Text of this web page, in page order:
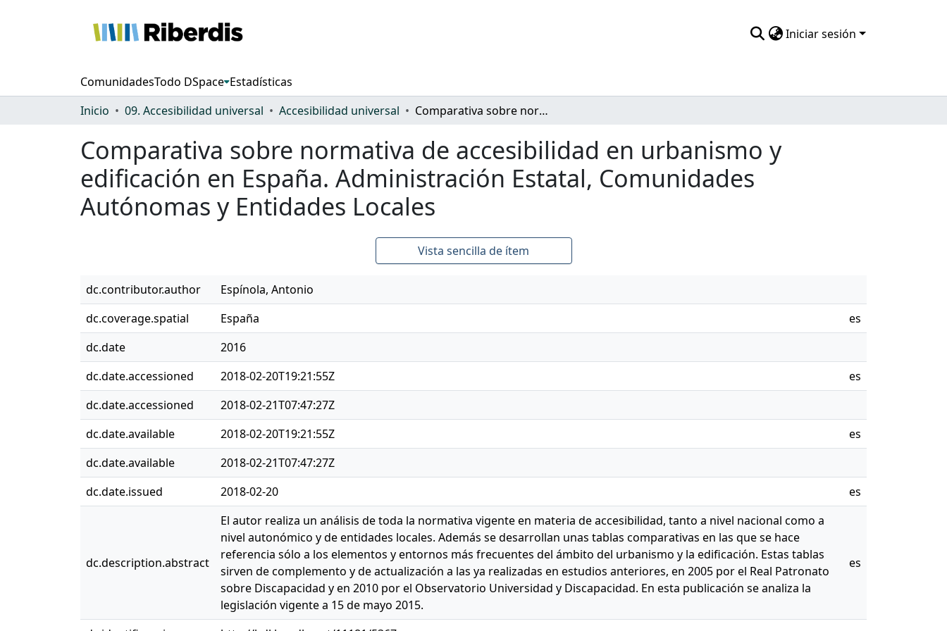
Iniciar sesión
ComunidadesTodo DSpace Estadísticas
Inicio
09. Accesibilidad universal Accesibilidad universal Comparativa sobre normativa de accesibilidad en urbanismo y edificación en España. Administración Estatal, Comunidades Autónomas y Entidades Locales
Comparativa sobre normativa de accesibilidad en urbanismo y
edificación en España. Administración Estatal, Comunidades
Autónomas y Entidades Locales
Vista sencilla de ítem
dc.contributor.author
Espínola, Antonio
dc.coverage.spatial
España
es
dc.date
2016
dc.date.accessioned
2018-02-20T19:21:55Z
es
dc.date.accessioned
2018-02-21T07:47:27Z
dc.date.available
2018-02-20T19:21:55Z
es
dc.date.available
2018-02-21T07:47:27Z
dc.date.issued
2018-02-20 es
dc.description.abstract
El autor realiza un análisis de toda la normativa vigente en materia de accesibilidad, tanto a nivel nacional como a
nivel autonómico y de entidades locales. Además se desarrollan unas tablas comparativas en las que se hace
referencia sólo a los elementos y entornos más frecuentes del ámbito del urbanismo y la edificación. Estas tablas
sirven de complemento y de actualización a las ya realizadas en estudios anteriores, en 2005 por el Real Patronato
sobre Discapacidad y en 2010 por el Observatorio Universidad y Discapacidad. En esta publicación se analiza la
legislación vigente a 15 de mayo 2015.
es